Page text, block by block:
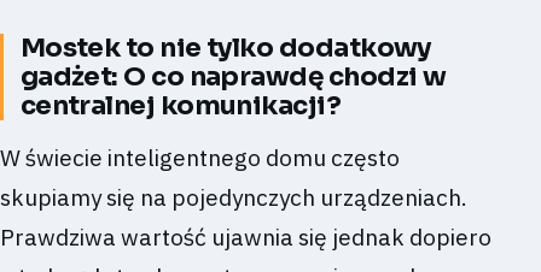
Mostek to nie tylko dodatkowy
gadżet: O co naprawdę chodzi w
centralnej komunikacji?
W świecie inteligentnego domu często
skupiamy się na pojedynczych urządzeniach.
Prawdziwa wartość ujawnia się jednak dopiero